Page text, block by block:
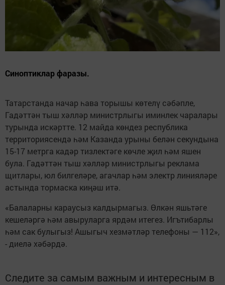
Синоптиклар фаразы.
Татарстанда начар һава торышы көтелү сәбәпле,
Гадәттән тыш хәлләр министрлыгы иминлек чаралары
турында искәртте. 12 майда көндез республика
территориясендә һәм Казанда урыны белән секундына
15-17 метрга кадәр тизлектәге көчле җил һәм яшен
була. Гадәттән тыш хәлләр министрлыгы реклама
щитлары, юл билгеләре, агачлар һәм электр линияләре
астында тормаска киңәш итә.
«Балаларны караусыз калдырмагыз. Өлкән яшьтәге
кешеләргә һәм авыруларга ярдәм итегез. Игътибарлы
һәм сак булыгыз! Ашыгыч хезмәтләр телефоны — 112»,
- диелә хәбәрдә.
Следите за самым важным и интересным в